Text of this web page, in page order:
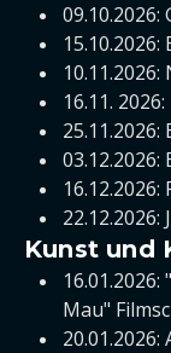
09.10.2026:
15.10.2026:
16.11.
25.11.2026:
03.12.2026:
16.12.2026:
22.12.2026:
Kunst und
Mau"